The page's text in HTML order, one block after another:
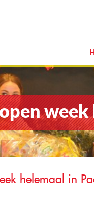
week
helemaal in